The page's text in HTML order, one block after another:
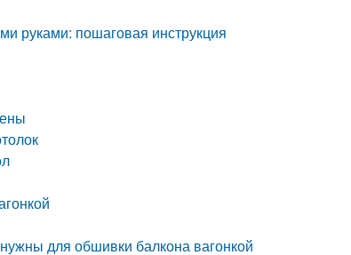
руками: пошаговая инструкция
для обшивки балкона вагонкой